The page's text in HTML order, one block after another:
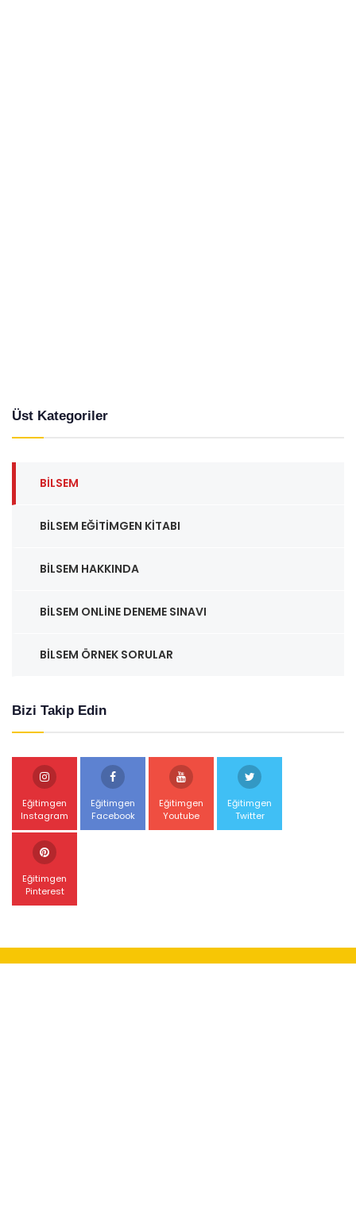
Üst Kategoriler
BILSEM
BILSEM EĞITIMGEN KITABI
BILSEM HAKKINDA
BILSEM ONLINE DENEME SINAVI
BILSEM ÖRNEK SORULAR
Bizi Takip Edin
Eğitimgen
Instagram
Eğitimgen
Facebook
Eğitimgen
Youtube
Eğitimgen
Twitter
Eğitimgen
Pinterest